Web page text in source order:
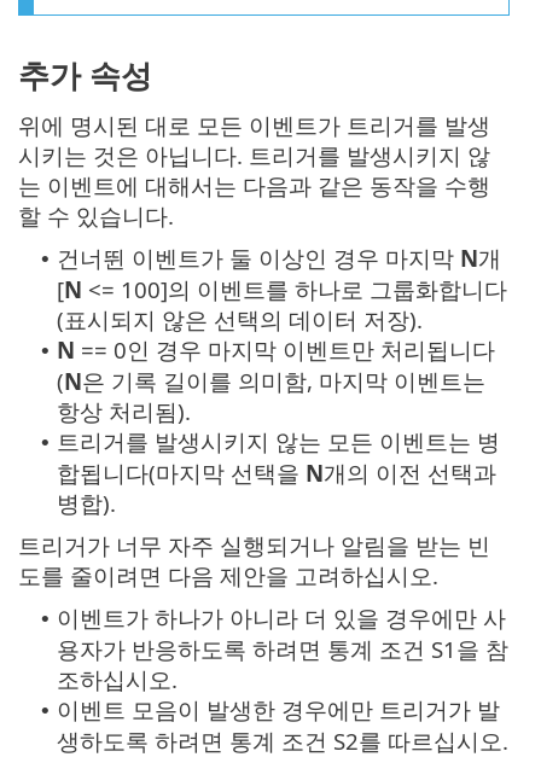
추가 속성
위에 명시된 대로 모든 이벤트가 트리거를 발생
시키는 것은 아닙니다. 트리거를 발생시키지 않
는 이벤트에 대해서는 다음과 같은 동작을 수행
할 수 있습니다.
• 건너뛴 이벤트가 둘 이상인 경우 마지막 N개
[N <= 100]의 이벤트를 하나로 그룹화합니다
(표시되지 않은 선택의 데이터 저장).
• N == 0인 경우 마지막 이벤트만 처리됩니다
(N은 기록 길이를 의미함, 마지막 이벤트는
항상 처리됨).
• 트리거를 발생시키지 않는 모든 이벤트는 병
합됩니다(마지막 선택을 N개의 이전 선택과
병합).
트리거가 너무 자주 실행되거나 알림을 받는 빈
도를 줄이려면 다음 제안을 고려하십시오.
• 이벤트가 하나가 아니라 더 있을 경우에만 사
용자가 반응하도록 하려면 통계 조건 S1을 참
조하십시오.
• 이벤트 모음이 발생한 경우에만 트리거가 발
생하도록 하려면 통계 조건 S2를 따르십시오.